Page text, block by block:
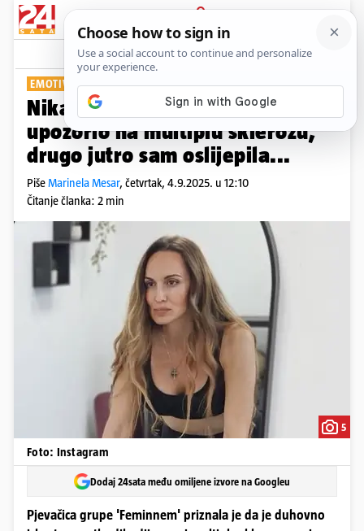
PRIJAVA
Show Komentari
EMOTIVNA ISPOVIJEST
Nika Antolos: Kao da me Bog
upozorio na multiplu sklerozu,
drugo jutro sam oslijepila...
PišeMarinela Mesar, četvrtak, 4.9.2025. u 12:10
Čitanje članka: 2 min
5
Foto: Instagram
Dodaj 24sata među omiljene izvore na Googleu
Pjevačica grupe 'Feminnem' priznala je da je duhovno